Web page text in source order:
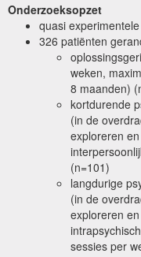
Onderzoeksopzet
quasi
326 patiënten
weken,
8 maanden)
kortdurende
(in de
exploreren
(n=101)
langdurige
(in de
exploreren
sessies per